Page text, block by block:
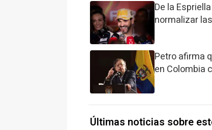
De la
normalizar
Petro afirma
en Colombia
Últimas noticias sobre